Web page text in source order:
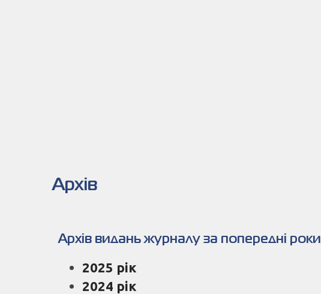
Архів
Архів видань журналу за попередні роки
2025 рік
2024 рік